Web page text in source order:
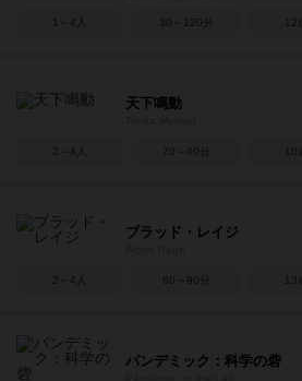
1～4人 30～120分 12
天下鳴動
2～4人 20～40分 10
ブラッド・レイジ
2～4人 60～90分 13
パンデミック：科学の砦